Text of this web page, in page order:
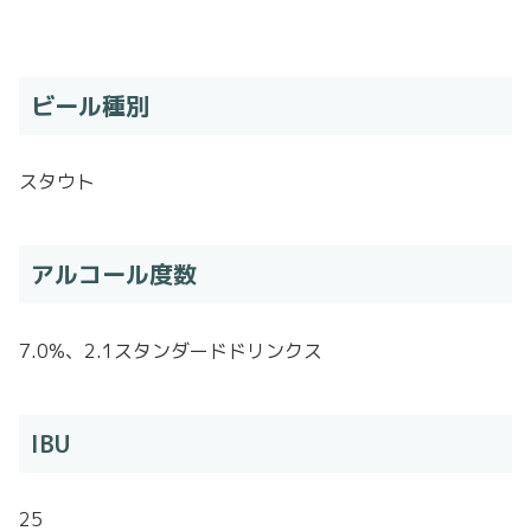
ビール種別
スタウト
アルコール度数
7.0%、2.1スタンダードドリンクス
IBU
25